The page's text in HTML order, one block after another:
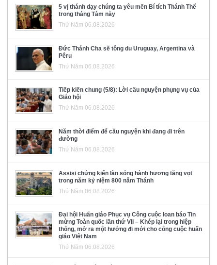
5 vị thánh dạy chúng ta yêu mến Bí tích Thánh Thể
trong tháng Tám này
Thứ Năm 06.08.2026
Đức Thánh Cha sẽ tông du Uruguay, Argentina và
Pêru
Thứ Năm 06.08.2026
Tiếp kiến chung (5/8): Lời cầu nguyện phụng vụ của
Giáo hội
Thứ Năm 06.08.2026
Năm thời điểm để cầu nguyện khi đang đi trên
đường
Thứ Năm 06.08.2026
Assisi chứng kiến làn sóng hành hương tăng vọt
trong năm kỷ niệm 800 năm Thánh
Thứ Năm 06.08.2026
Đại hội Huấn giáo Phục vụ Công cuộc loan báo Tin
mừng Toàn quốc lần thứ VII – Khép lại trong hiệp
thông, mở ra một hướng đi mới cho công cuộc huấn
giáo Việt Nam
Thứ Năm 06.08.2026